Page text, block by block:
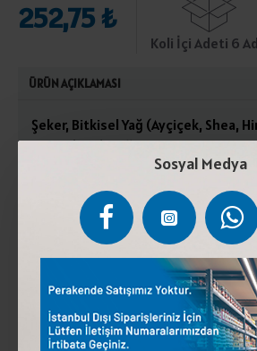
Sosyal Medya
252,75 ₺
Koli İçi Adeti 6
ÜRÜN AÇIKLAMASI
Şeker, Bitkisel Yağ (Ayçiçek, Shea,
Fındık (%13), Yağsız Süt Tozu,
Altı Suyu Tozu, Laktoz, Emülgatör
Doğal Aroma Verici (Vanilya).Serin
muhafaza ediniz. Güneş ışığından
laktoz içerir. Eser miktarda sert
yerfıstığı içerebilir.